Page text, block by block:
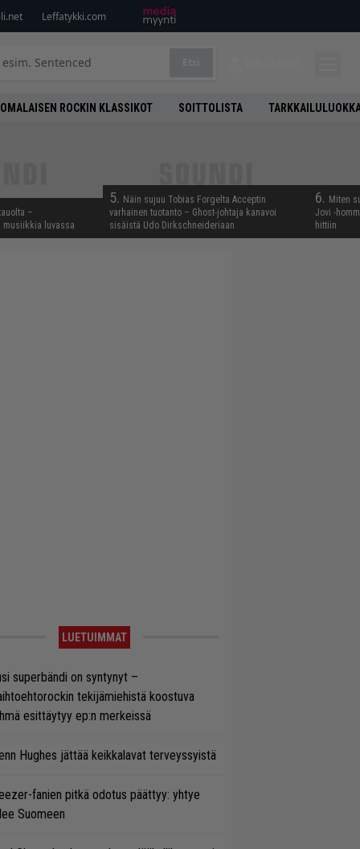
Leffatykki.com
ROCKIN KLASSIKOT SOITTOLISTA
–
musiikkia luvassa
5. Näin sujuu Tobias Forgelta Acceptin
varhainen tuotanto – Ghost-johtaja kanavoi
sisäistä Udo Dirkschneideriaan
6. Miten
Jovi -
hittiin
LUETUIMMAT
superbändi on syntynyt –
tekijämiehistä koostuva
esittäytyy ep:n merkeissä
Hughes jättää keikkalavat terveyssyistä
fanien pitkä odotus päättyy: yhtye
Suomeen